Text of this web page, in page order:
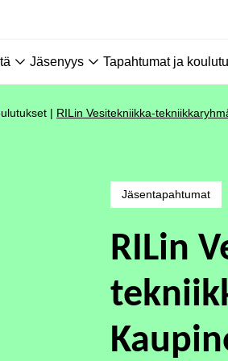
Jäsenyys Tapahtumat ja
| RILin Vesitekniikka-
Jäsentapahtumat
RILin